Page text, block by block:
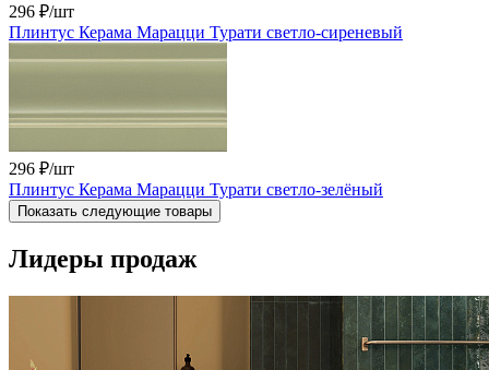
296 ₽/шт
Плинтус Керама Марацци Турати светло-сиреневый
296 ₽/шт
Плинтус Керама Марацци Турати светло-зелёный
Показать следующие товары
Лидеры продаж